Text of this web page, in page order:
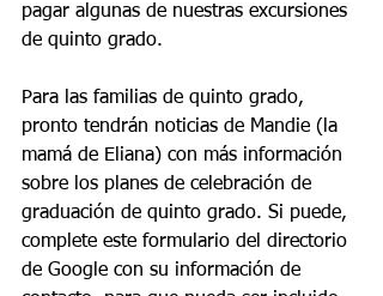
pagar algunas de nuestras excursiones
de quinto grado.
Para las familias de quinto grado,
pronto tendrán noticias de Mandie (la
mamá de Eliana) con más información
sobre los planes de celebración de
graduación de quinto grado. Si puede,
complete este formulario del directorio
de Google con su información de